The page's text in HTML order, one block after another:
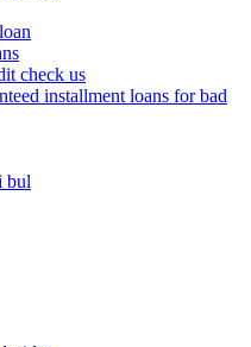
check us
installment loans for bad
bul